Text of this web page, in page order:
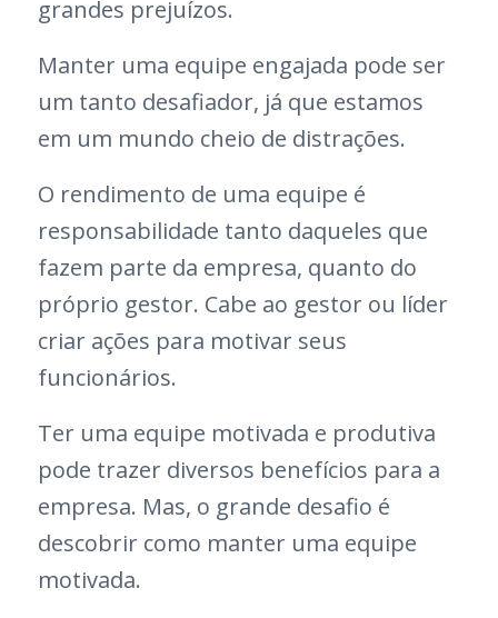
grandes prejuízos.
Manter uma equipe engajada pode ser
um tanto desafiador, já que estamos
em um mundo cheio de distrações.
O rendimento de uma equipe é
responsabilidade tanto daqueles que
fazem parte da empresa, quanto do
próprio gestor. Cabe ao gestor ou líder
criar ações para motivar seus
funcionários.
Ter uma equipe motivada e produtiva
pode trazer diversos benefícios para a
empresa. Mas, o grande desafio é
descobrir como manter uma equipe
motivada.